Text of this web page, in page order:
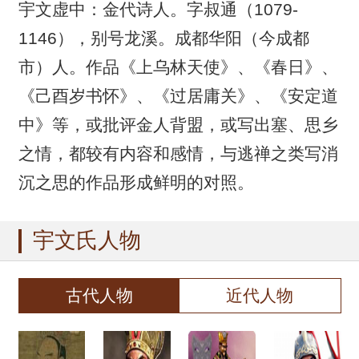
宇文虚中：金代诗人。字叔通（1079-
1146），别号龙溪。成都华阳（今成都
市）人。作品《上乌林天使》、《春日》、
《己酉岁书怀》、《过居庸关》、《安定道
中》等，或批评金人背盟，或写出塞、思乡
之情，都较有内容和感情，与逃禅之类写消
沉之思的作品形成鲜明的对照。
宇文氏人物
古代人物 近代人物